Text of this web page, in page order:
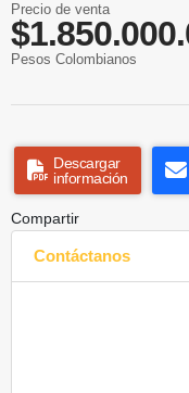
Precio de venta
Pesos Colombianos
Descargar
información
Compartir
Contáctanos